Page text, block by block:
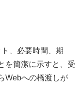
、必要時間、期
を簡潔に示すと、受
Webへの橋渡しが